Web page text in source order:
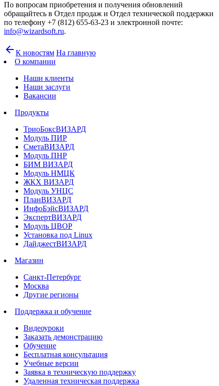
По вопросам приобретения и получения обновлений
обращайтесь в Отдел продаж и Отдел технической поддержки
по телефону +7 (812) 655-63-23 и электронной почте:
info@wizardsoft.ru.
arrow_back К новостям На главную
О компании
Наши клиенты
Наши заслуги
Вакансии
Продукты
ТриоБоксВИЗАРД
Модуль ПИР
СметаВИЗАРД
Модуль ПНР
БИМ ВИЗАРД
Модуль НМЦК
ЖКХ ВИЗАРД
Модуль УНЦС
ПланВИЗАРД
ИнфоБэйсВИЗАРД
ЭкспертВИЗАРД
Модуль ЦВОР
Установка под Linux
ДайджестВИЗАРД
Магазин
Санкт-Петербург
Москва
Другие регионы
Поддержка и обучение
Видеоуроки
Заказать демонстрацию
Обучение
Бесплатная консультация
Учебные версии
Заявка в техническую поддержку
Удаленная техническая поддержка